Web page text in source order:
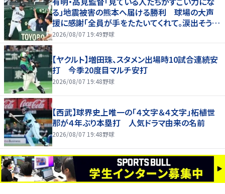
る」地震被害の熊本へ届ける勝利 球場の大声
援に感謝「全員が手をたたいてくれて。涙出そう
に」
2026/08/07 19:49野球
【ヤクルト】増田珠、スタメン出場時10試合連続安
打 今季20度目マルチ安打
2026/08/07 19:48野球
【西武】球界史上唯一の「４文字＆４文字」柘植世
那が４年ぶり本塁打 人気ドラマ由来の名前
2026/08/07 19:48野球